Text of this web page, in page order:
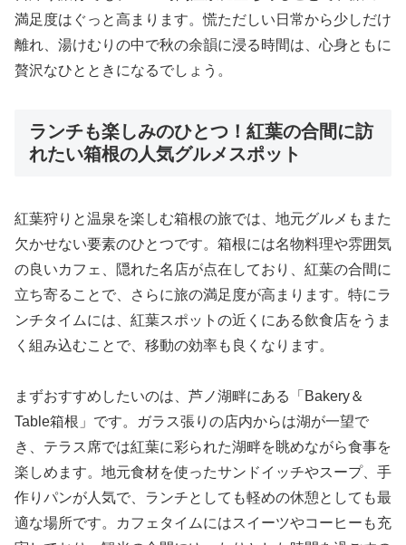
満足度はぐっと高まります。慌ただしい日常から少しだけ
離れ、湯けむりの中で秋の余韻に浸る時間は、心身ともに
贅沢なひとときになるでしょう。
ランチも楽しみのひとつ！紅葉の合間に訪
れたい箱根の人気グルメスポット
紅葉狩りと温泉を楽しむ箱根の旅では、地元グルメもまた
欠かせない要素のひとつです。箱根には名物料理や雰囲気
の良いカフェ、隠れた名店が点在しており、紅葉の合間に
立ち寄ることで、さらに旅の満足度が高まります。特にラ
ンチタイムには、紅葉スポットの近くにある飲食店をうま
く組み込むことで、移動の効率も良くなります。
まずおすすめしたいのは、芦ノ湖畔にある「Bakery＆
Table箱根」です。ガラス張りの店内からは湖が一望で
き、テラス席では紅葉に彩られた湖畔を眺めながら食事を
楽しめます。地元食材を使ったサンドイッチやスープ、手
作りパンが人気で、ランチとしても軽めの休憩としても最
適な場所です。カフェタイムにはスイーツやコーヒーも充